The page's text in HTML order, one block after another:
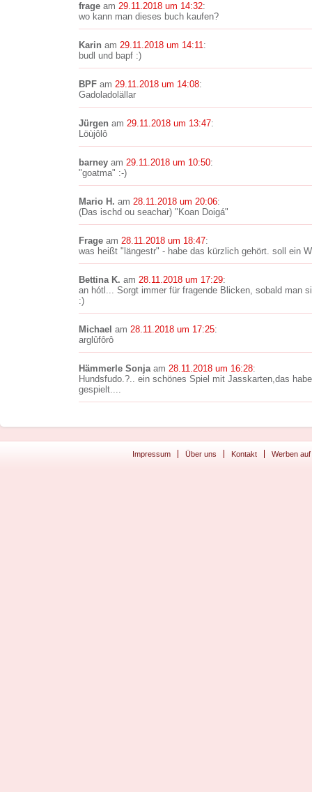
frage am 29.11.2018 um 14:32:
wo kann man dieses buch kaufen?
Karin am 29.11.2018 um 14:11:
budl und bapf :)
BPF am 29.11.2018 um 14:08:
Gadoladolällar
Jürgen am 29.11.2018 um 13:47:
Löùjôlô
barney am 29.11.2018 um 10:50:
"goatma" :-)
Mario H. am 28.11.2018 um 20:06:
(Das ischd ou seachar) "Koan Doigá"
Frage am 28.11.2018 um 18:47:
was heißt "längestr" - habe das kürzlich gehört. soll ein
Bettina K. am 28.11.2018 um 17:29:
an hótl... Sorgt immer für fragende Blicken, sobald man
:)
Michael am 28.11.2018 um 17:25:
arglûfôrô
Hämmerle Sonjaam 28.11.2018 um 16:28:
Hundsfudo.?.. ein schönes Spiel mit Jasskarten,das
gespielt....
Impressum Über uns Kontakt Werben